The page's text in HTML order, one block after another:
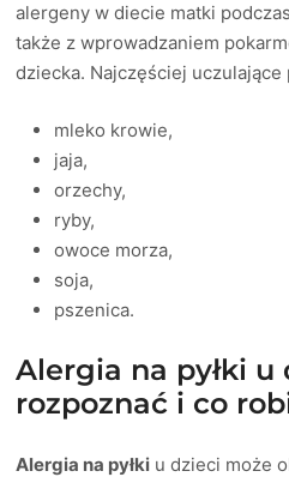
alergeny w diecie matki
także z wprowadzaniem
dziecka. Najczęściej uczulające
mleko krowie,
jaja,
orzechy,
ryby,
owoce morza,
soja,
pszenica.
Alergia na pyłki u
rozpoznać i co
Alergia na pyłki u dzieci może